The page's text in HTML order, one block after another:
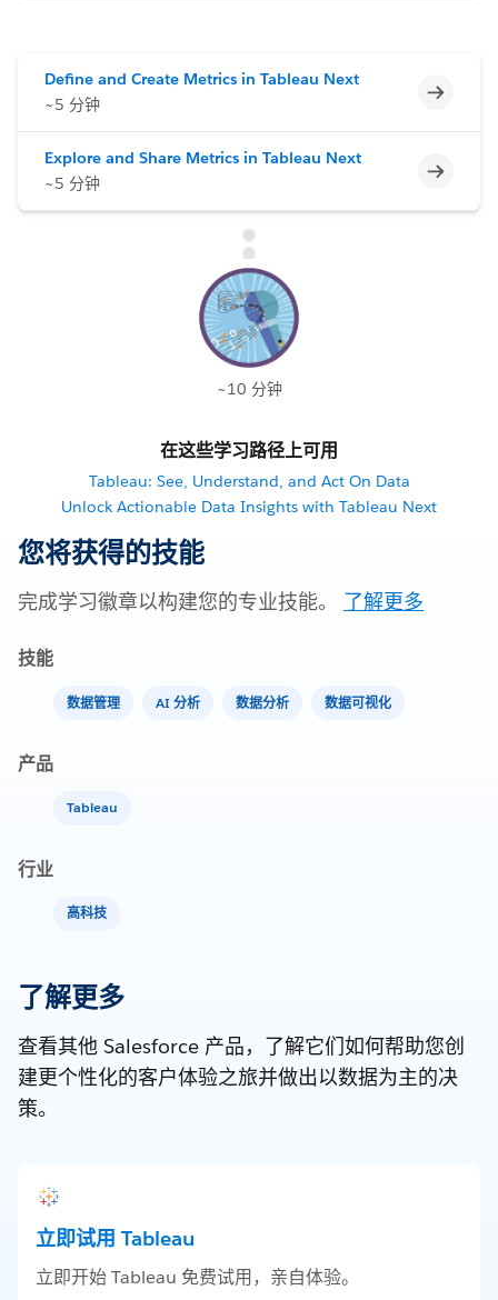
Define and Create Metrics in Tableau Next
~5 分钟
不完整
Explore and Share Metrics in Tableau Next
~5 分钟
不完整
~10 分钟
在这些学习路径上可用
Tableau: See, Understand, and Act On Data
Unlock Actionable Data Insights with Tableau Next
您将获得的技能
完成学习徽章以构建您的专业技能。 了解更多
技能
数据管理 AI 分析 数据分析 数据可视化
产品
Tableau
行业
高科技
了解更多
查看其他 Salesforce 产品，了解它们如何帮助您创
建更个性化的客户体验之旅并做出以数据为主的决
策。
立即试用 Tableau
立即开始 Tableau 免费试用，亲自体验。